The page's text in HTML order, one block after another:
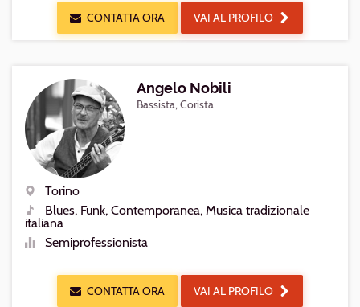
CONTATTA ORA VAI AL PROFILO
Angelo Nobili
Bassista, Corista
Luogo
Torino
Generi
Blues, Funk, Contemporanea, Musica tradizionale
italiana
Semiprofessionista
CONTATTA ORA VAI AL PROFILO